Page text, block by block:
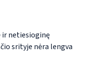
netiesioginę
srityje nėra lengva